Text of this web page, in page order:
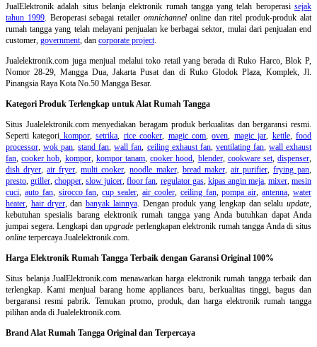
JualElektronik adalah situs belanja elektronik rumah tanggayang telah beroperasisejak
tahun 1999. Beroperasi sebagai retaileromnichannel online dan ritel produk-produk alat
rumah tangga yang telah melayani penjualan ke berbagai sektor, mulai dari penjualan end
customer, government , dan corporate project
Jualelektronik.com juga menjual melalui toko retail yang berada di Ruko Harco, Blok P,
Nomor 28-29, Mangga Dua, Jakarta Pusat dan di Ruko Glodok Plaza, Komplek, Jl.
Pinangsia Raya Kota No.50 Mangga Besar.
Kategori Produk Terlengkap untuk Alat Rumah Tangga
Situs Jualelektronik.com menyediakan beragam produk berkualitas dan bergaransi resmi.
Seperti kategori kompor,setrika rice cooker magic com,oven magic jar kettle,food
processor ,wok pan ,stand fan ,wall fan ceiling exhaust fan, ventilating fan, wall exhaust
fan ,cooker hob kompor, kompor tanam,cooker hood blender, cookware set,dispenser
dish dryer ,air fryer ,multi cooker ,noodle maker, bread maker, air purifier, frying pan
presto ,griller ,chopper ,slow juicer ,floor fan regulator gas, kipas angin meja, mixer,mesin
cuci auto fan, sirocco fan ,cup sealer ,air cooler, ceiling fan,pompa air ,antenna ,water
heater hair dryer, dan banyak lainnya. Dengan produk yang lengkap dan selalu update
kebutuhan spesialis barang elektronik rumah tangga yang Anda butuhkan dapat Anda
jumpai segera. Lengkapi danupgrade perlengkapan elektronik rumah tangga Anda di situs
online terpercaya Jualelektronik.com.
Harga Elektronik Rumah Tangga Terbaik dengan Garansi Original 100%
Situs belanjaJualElektronik.com menawarkan harga elektronik rumah tangga terbaik dan
terlengkap. Kami menjual barang home appliances baru, berkualitas tinggi, bagus dan
bergaransi resmi pabrik. Temukan promo, produk, dan harga elektronik rumah tangga
pilihan anda di Jualelektronik.com.
Brand Alat Rumah Tangga Original dan Terpercaya